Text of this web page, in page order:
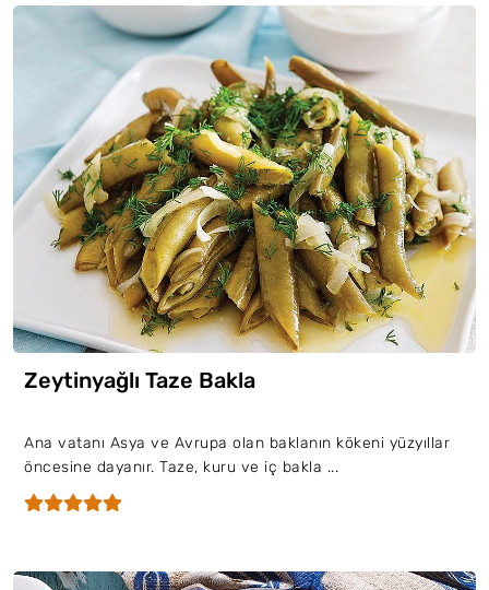
Zeytinyağlı Taze Bakla
Ana vatanı Asya ve Avrupa olan baklanın kökeni yüzyıllar
öncesine dayanır. Taze, kuru ve iç bakla ...